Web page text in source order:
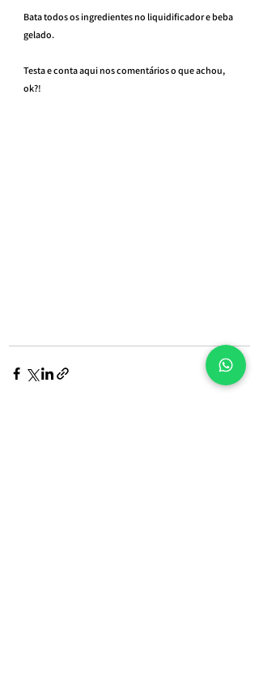
Bata todos os ingredientes no liquidificador e beba
gelado.
Testa e conta aqui nos comentários o que achou,
ok?!